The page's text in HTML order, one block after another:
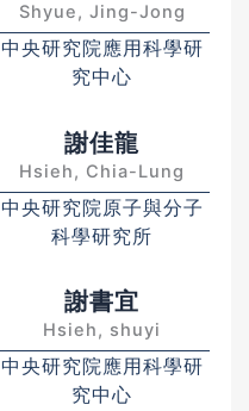
Shyue, Jing-Jong
中央研究院應用科學研
究中心
謝佳龍
Hsieh, Chia-Lung
中央研究院原子與分子
科學研究所
謝書宜
Hsieh, shuyi
中央研究院應用科學研
究中心